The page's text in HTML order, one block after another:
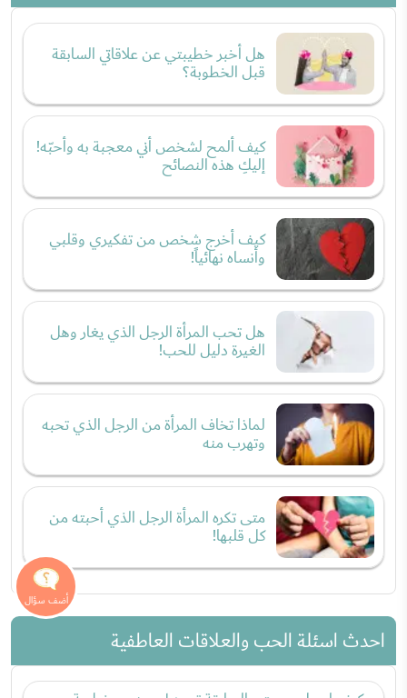
هل أخبر خطيبتي عن علاقاتي السابقة
قبل الخطوبة؟
كيف ألمح لشخص أني معجبة به وأحبّه!
إليكِ هذه النصائح
كيف أخرج شخص من تفكيري وقلبي
وأنساه نهائياً!
هل تحب المرأة الرجل الذي يغار وهل
الغيرة دليل للحب!
لماذا تخاف المرأة من الرجل الذي تحبه
وتهرب منه
متى تكره المرأة الرجل الذي أحبته من
كل قلبها!
احدث اسئلة الحب والعلاقات العاطفية